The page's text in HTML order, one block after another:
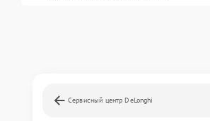
Сервисный центр DeLonghi